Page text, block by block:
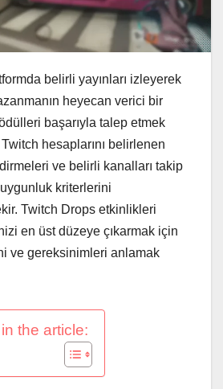
belirli yayınları izleyerek
heyecan verici bir
başarıyla talep etmek
Twitch hesaplarını belirlenen
ve belirli kanalları takip
kriterlerini
Twitch Drops etkinlikleri
en üst düzeye çıkarmak için
ve gereksinimleri anlamak
the article: